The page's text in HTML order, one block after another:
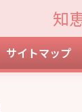
知
サイトマップ